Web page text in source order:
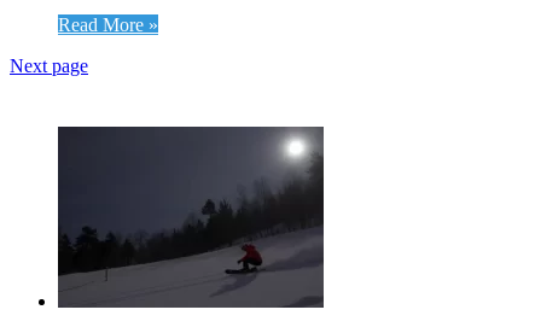
Read More »
Next page